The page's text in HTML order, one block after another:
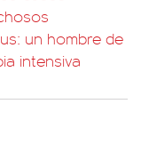
un hombre de
intensiva